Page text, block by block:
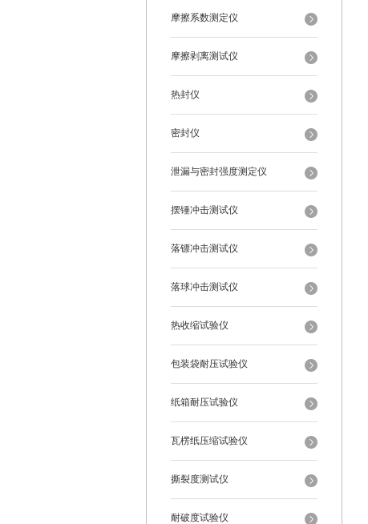
摩擦系数测定仪
摩擦剥离测试仪
热封仪
密封仪
泄漏与密封强度测定仪
摆锤冲击测试仪
落镖冲击测试仪
落球冲击测试仪
热收缩试验仪
包装袋耐压试验仪
纸箱耐压试验仪
瓦楞纸压缩试验仪
撕裂度测试仪
耐破度试验仪